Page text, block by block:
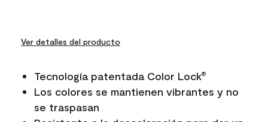
Ver detalles del producto
Tecnología patentada Color Lock®
Los colores se mantienen vibrantes y no
se traspasan